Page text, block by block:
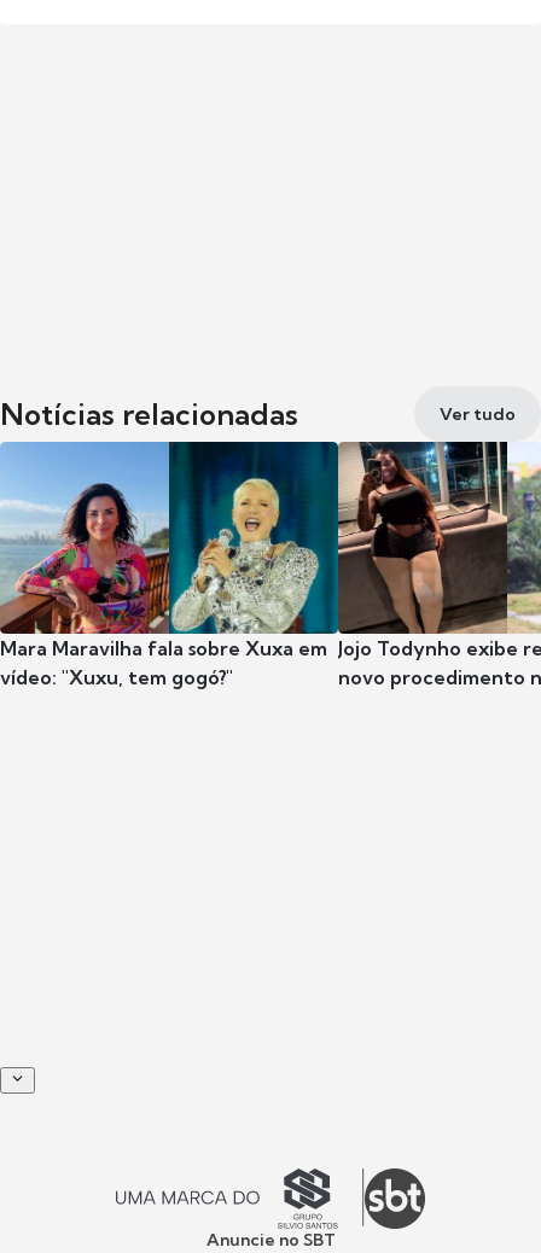
Notícias relacionadas Ver tudo
Mara Maravilha fala sobre Xuxa em
vídeo: "Xuxu, tem gogó?"
Jojo Todynho exibe
novo procedimento
Anuncie no SBT